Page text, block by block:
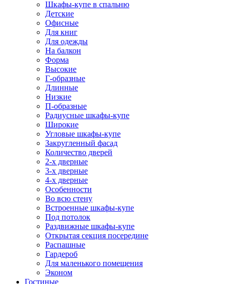
Шкафы-купе в спальню
Детские
Офисные
Для книг
Для одежды
На балкон
Форма
Высокие
Г-образные
Длинные
Низкие
П-образные
Радиусные шкафы-купе
Широкие
Угловые шкафы-купе
Закругленный фасад
Количество дверей
2-х дверные
3-х дверные
4-х дверные
Особенности
Во всю стену
Встроенные шкафы-купе
Под потолок
Раздвижные шкафы-купе
Открытая секция посередине
Распашные
Гардероб
Для маленького помещения
Эконом
Гостиные